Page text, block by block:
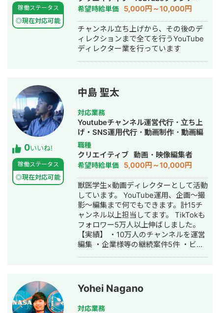
稼働ステータス
◎現在対応可能
希望時給単価 5,000円～10,000円
チャンネル立ち上げから、その後のデ
ィレクションまで全てを行うYouTube
ディレクター業を行っています
0いいね!
稼働ステータス
◎現在対応可能
中島 聖太
対応業務
Youtubeチャンネル運営代行・立ち上
げ・SNS運用代行・動画制作・動画編
集
職種
クリエイティブ 動画・映像編集者
希望時給単価 5,000円～10,000円
獣医学生×動画ディレクターとして活動
しています。 YouTube運用、企画〜撮
影〜編集まで何でもできます。計15チ
ャンネル以上担当してます。 TikTokも
フォロワー5万人以上伸ばしました。
【実績】 ・10万人のチャンネルを運営
編集 ・企業様等の継続案件5件 ・ビジ
Yohei Nagano
対応業務